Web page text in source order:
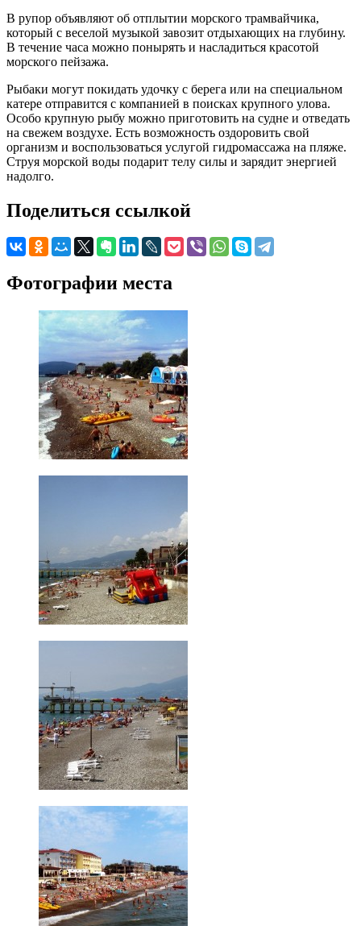
В рупор объявляют об отплытии морского трамвайчика,
который с веселой музыкой завозит отдыхающих на глубину.
В течение часа можно понырять и насладиться красотой
морского пейзажа.
Рыбаки могут покидать удочку с берега или на специальном
катере отправится с компанией в поисках крупного улова.
Особо крупную рыбу можно приготовить на судне и отведать
на свежем воздухе. Есть возможность оздоровить свой
организм и воспользоваться услугой гидромассажа на пляже.
Струя морской воды подарит телу силы и зарядит энергией
надолго.
Поделиться ссылкой
Фотографии места